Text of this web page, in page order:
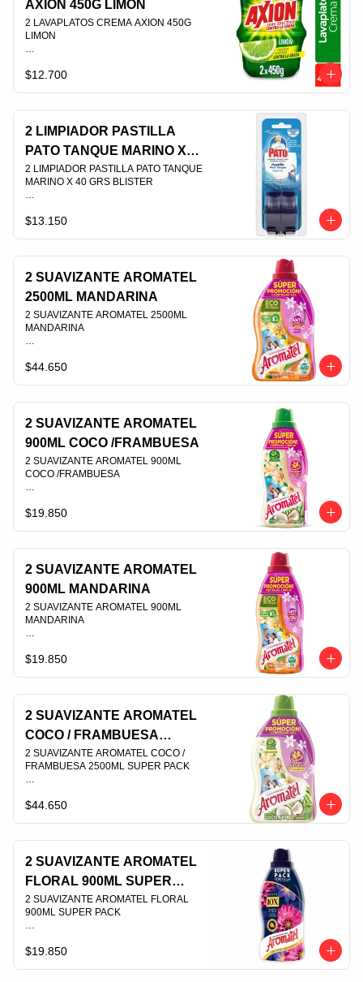
AXION 450G LIMON
2 LAVAPLATOS CREMA AXION 450G
LIMON
$12.700
2 LIMPIADOR PASTILLA
PATO TANQUE MARINO X
40 GRS BLISTER
2 LIMPIADOR PASTILLA PATO TANQUE
MARINO X 40 GRS BLISTER
$13.150
2 SUAVIZANTE AROMATEL
2500ML MANDARINA
2 SUAVIZANTE AROMATEL 2500ML
MANDARINA
$44.650
2 SUAVIZANTE AROMATEL
900ML COCO /FRAMBUESA
2 SUAVIZANTE AROMATEL 900ML
COCO /FRAMBUESA
$19.850
2 SUAVIZANTE AROMATEL
900ML MANDARINA
2 SUAVIZANTE AROMATEL 900ML
MANDARINA
$19.850
2 SUAVIZANTE AROMATEL
COCO / FRAMBUESA
2500ML SUPER PACK
2 SUAVIZANTE AROMATEL COCO /
FRAMBUESA 2500ML SUPER PACK
$44.650
2 SUAVIZANTE AROMATEL
FLORAL 900ML SUPER
PACK
2 SUAVIZANTE AROMATEL FLORAL
900ML SUPER PACK
$19.850